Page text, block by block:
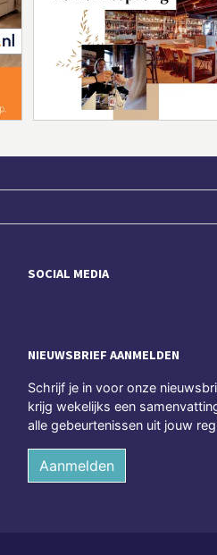
SOCIAL MEDIA
NIEUWSBRIEF AANMELDEN
Schrijf je in voor onze
krijg wekelijks een
alle gebeurtenissen uit jouw
Aanmelden